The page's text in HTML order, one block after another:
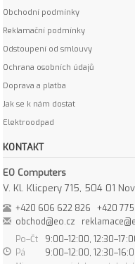
Obchodní podmínky
Reklamační podmínky
Odstoupení od smlouvy
Ochrana osobních údajů
Doprava a platba
Jak se k nám dostat
Elektroodpad
KONTAKT
EO Computers
V. Kl. Klicpery 715, 504 01
+420 606 622 826
+420 775
obchod@eo.cz
Po–Čt
9:00–12:00,
Pá
9:00–12:00,